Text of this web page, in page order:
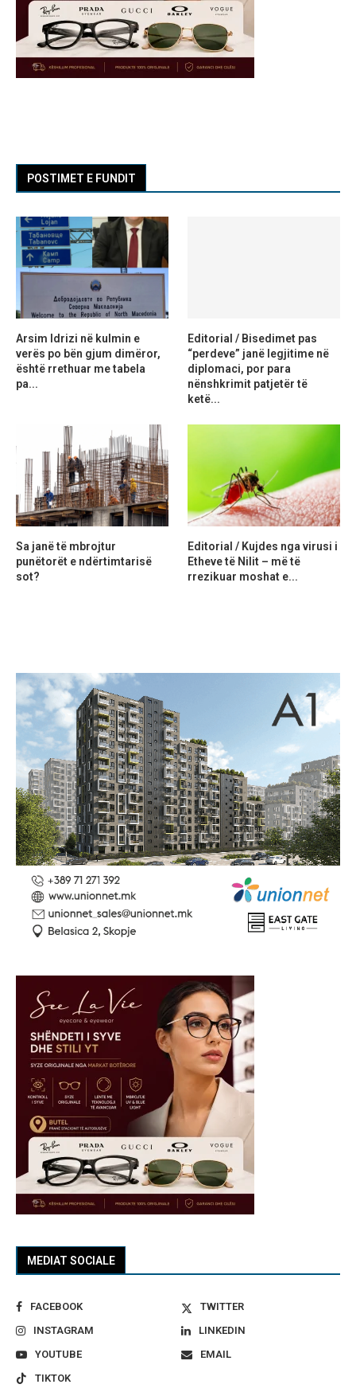
MEDIAT SOCIALE
FACEBOOK
TWITTER
INSTAGRAM
LINKEDIN
YOUTUBE
EMAIL
TIKTOK
POSTIMET E FUNDIT
Arsim Idrizi në kulmin e
verës po bën gjum dimëror,
është rrethuar me tabela
pa...
Editorial / Bisedimet pas
“perdeve” janë legjitime në
diplomaci, por para
nënshkrimit patjetër të
ketë...
Sa janë të mbrojtur
punëtorët e ndërtimtarisë
sot?
Editorial / Kujdes nga virusi i
Etheve të Nilit – më të
rrezikuar moshat e...